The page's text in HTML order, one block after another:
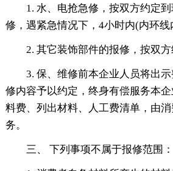
1. 水、电抢急修，按双方约定
修，遇紧急情况下，4小时内(内环线
2. 其它装饰部件的报修，按双方
3. 保、维修前本企业人员将出
修内容予以约定，终身有偿服务本
料费、列出材料、人工费清单，由
务。
三、 下列事项不属于报修范围：